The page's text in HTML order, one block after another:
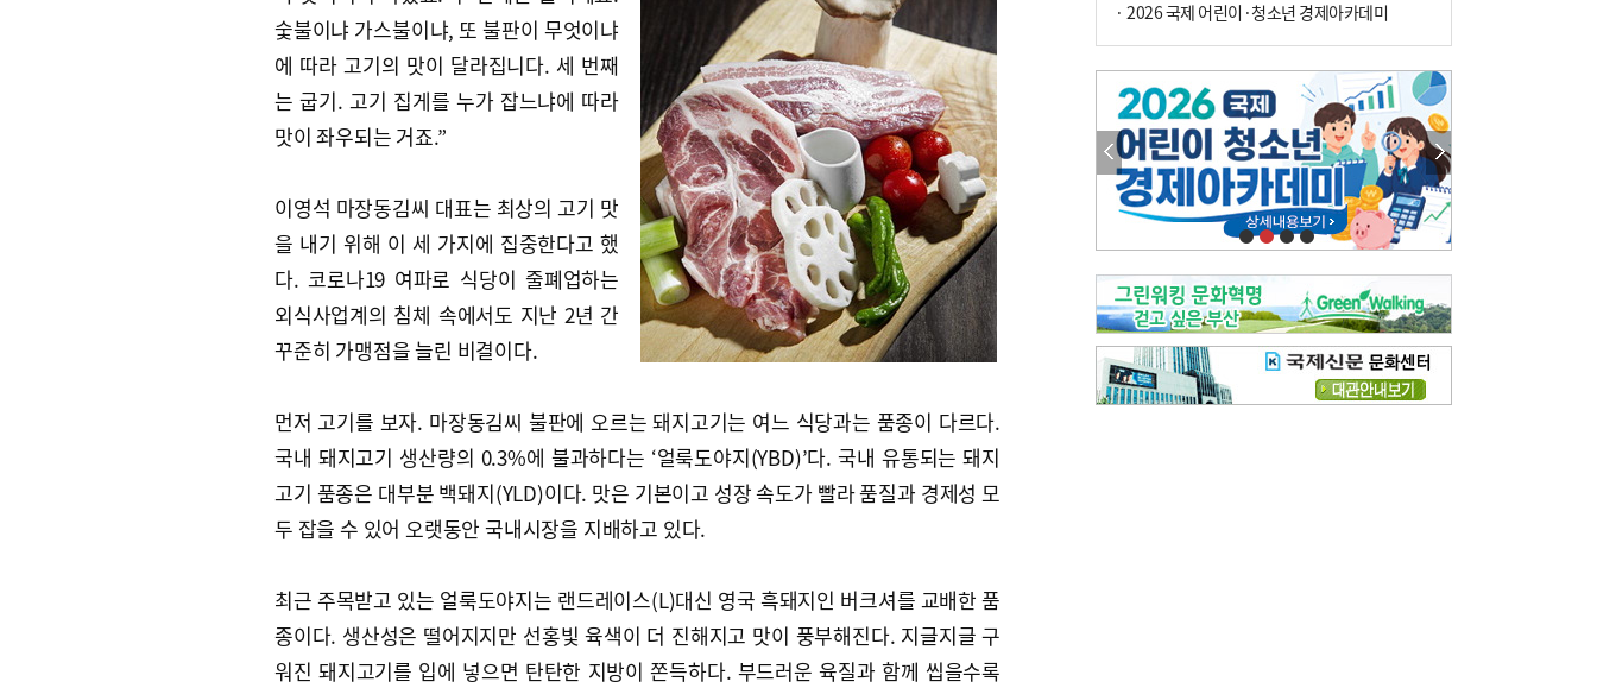
숯불이냐 가스불이냐, 또 불판이 무엇이냐
에 따라 고기의 맛이 달라집니다. 세 번째
는 굽기. 고기 집게를 누가 잡느냐에 따라
맛이 좌우되는 거죠.”
이영석 마장동김씨 대표는 최상의 고기 맛
을 내기 위해 이 세 가지에 집중한다고 했
다. 코로나19 여파로 식당이 줄폐업하는
외식사업계의 침체 속에서도 지난 2년 간
꾸준히 가맹점을 늘린 비결이다.
먼저 고기를 보자. 마장동김씨 불판에 오르는 돼지고기는 여느 식당과는 품종이 다르다.
국내 돼지고기 생산량의 0.3%에 불과하다는 ‘얼룩도야지(YBD)’다. 국내 유통되는 돼지
고기 품종은 대부분 백돼지(YLD)이다. 맛은 기본이고 성장 속도가 빨라 품질과 경제성 모
두 잡을 수 있어 오랫동안 국내시장을 지배하고 있다.
최근 주목받고 있는 얼룩도야지는 랜드레이스(L)대신 영국 흑돼지인 버크셔를 교배한 품
종이다. 생산성은 떨어지지만 선홍빛 육색이 더 진해지고 맛이 풍부해진다. 지글지글 구
워진 돼지고기를 입에 넣으면 탄탄한 지방이 쫀득하다. 부드러운 육질과 함께 씹을수록
· 2026 국제 어린이·청소년 경제아카데미